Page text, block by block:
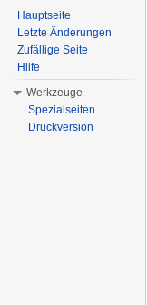
Hauptseite
Letzte Änderungen
Zufällige Seite
Hilfe
Werkzeuge
Spezialseiten
Druckversion